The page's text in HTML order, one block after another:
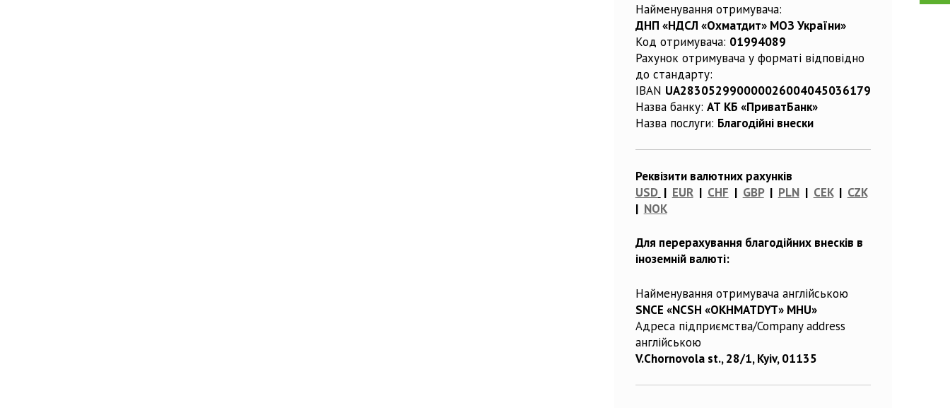
Найменування отримувача:
ДНП «НДСЛ «Охматдит» МОЗ України»
Код отримувача: 01994089
Рахунок отримувача у форматі відповідно
до стандарту:
IBAN UA283052990000026004045036179
Назва банку: АТ КБ «ПриватБанк»
Назва послуги: Благодійні внески
Реквізити валютних рахунків
USD | EUR| CHF | GBP| PLN| CEK| CZK
| NOK
Для перерахування благодійних внесків в
іноземній валюті:
Найменування отримувача англійською
SNCE «NCSH «OKHMATDYT» MHU»
Адреса підприємства/Company address
англійською
V.Chornovola st., 28/1, Kyiv, 01135